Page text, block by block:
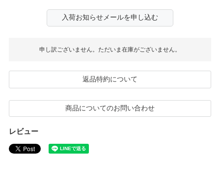
入荷お知らせメールを申し込む
申し訳ございません。ただいま在庫がございません。
返品特約について
商品についてのお問い合わせ
レビュー